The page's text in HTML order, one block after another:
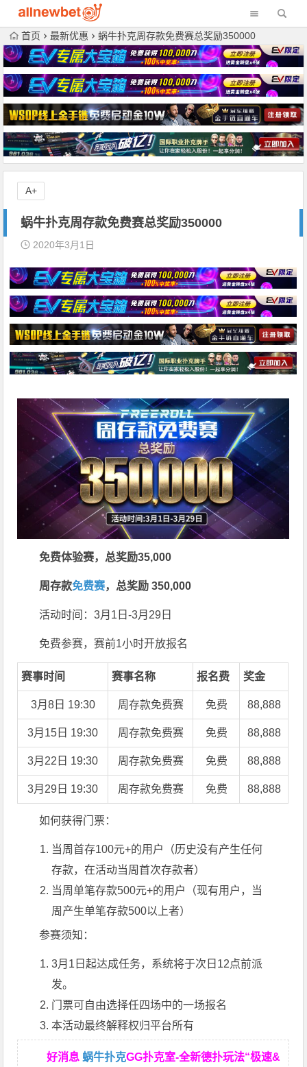
首页 最新优惠 蜗牛扑克周存款免费赛总奖励350000
蜗牛扑克周存款免费赛总奖励350000
2020年3月1日
免费体验赛，总奖励35,000
周存款免费赛，总奖励 350,000
活动时间：3月1日-3月29日
免费参赛，赛前1小时开放报名
赛事时间 赛事名称 报名费 奖金
3月8日 19:30 周存款免费赛 免费 88,888
3月15日 19:30 周存款免费赛 免费 88,888
3月22日 19:30 周存款免费赛 免费 88,888
3月29日 19:30 周存款免费赛 免费 88,888
如何获得门票：
当周首存100元+的用户
（历史没有产生任何
存款，在活动当周首次存款者）
当周单笔存款500元+的用户
（现有用户，当
周产生单笔存款500以上者）
参赛须知：
3月1日起达成任务，系统将于次日12点前派
发。
门票可自由选择任四场中的一场报名
本活动最终解释权归平台所有
好消息 蜗牛扑克GG扑克室-全新德扑玩法“极速&
A+